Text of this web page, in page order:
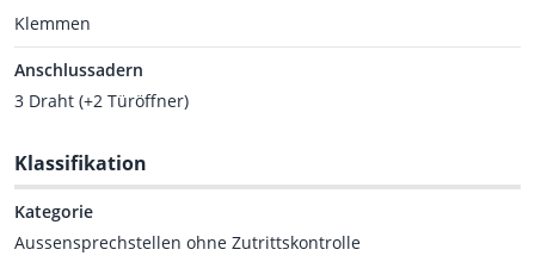
Klemmen
Anschlussadern
3 Draht (+2 Türöffner)
Klassifikation
Kategorie
Aussensprechstellen ohne Zutrittskontrolle